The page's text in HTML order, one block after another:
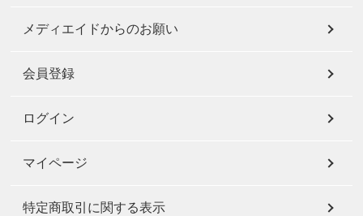
メディエイドからのお願い
会員登録
ログイン
マイページ
特定商取引に関する表示